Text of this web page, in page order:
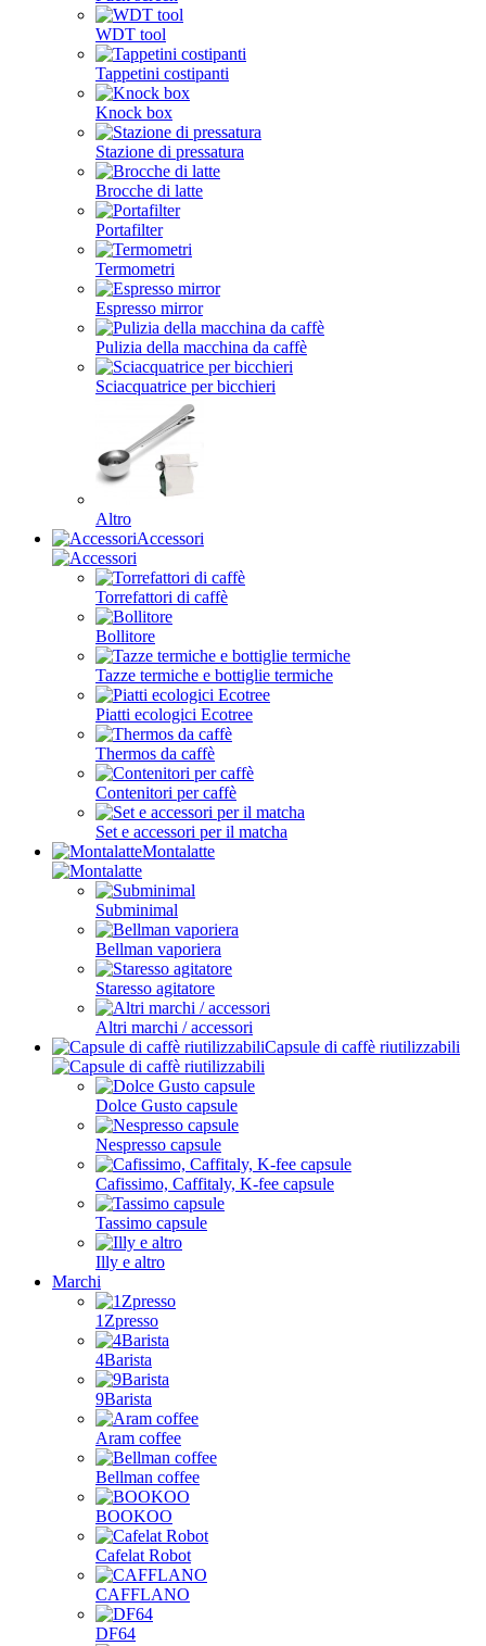
WDT tool
Tappetini costipanti
Knock box
Stazione di pressatura
Brocche di latte
Portafilter
Termometri
Espresso mirror
Pulizia della macchina da caffè
Sciacquatrice per bicchieri
Altro
Accessori
Torrefattori di caffè
Bollitore
Tazze termiche e bottiglie termiche
Piatti ecologici Ecotree
Thermos da caffè
Contenitori per caffè
Set e accessori per il matcha
Montalatte
Subminimal
Bellman vaporiera
Staresso agitatore
Altri marchi / accessori
Capsule di caffè riutilizzabili
Dolce Gusto capsule
Nespresso capsule
Cafissimo, Caffitaly, K-fee capsule
Tassimo capsule
Illy e altro
Marchi
1Zpresso
4Barista
9Barista
Aram coffee
Bellman coffee
BOOKOO
Cafelat Robot
CAFFLANO
DF64